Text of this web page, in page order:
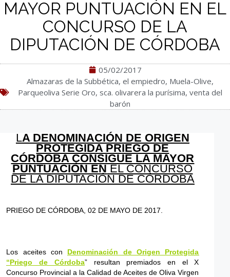
MAYOR PUNTUACIÓN EN EL
CONCURSO DE LA
DIPUTACIÓN DE CÓRDOBA
05/02/2017
Almazaras de la Subbética, el empiedro, Muela-Olive,
Parqueoliva Serie Oro, sca. olivarera la purísima, venta del
barón
LA DENOMINACIÓN DE ORIGEN
PROTEGIDA PRIEGO DE
CÓRDOBA CONSIGUE LA MAYOR
PUNTUACIÓN ENEL CONCURSO
DE LA DIPUTACIÓN DE CÓRDOBA
PRIEGO DE CÓRDOBA, 02 DE MAYO DE 2017.
Los aceites con Denominación de Origen Protegida
“Priego de Córdoba” resultan premiados en el X
Concurso Provincial a la Calidad de Aceites de Oliva Virgen